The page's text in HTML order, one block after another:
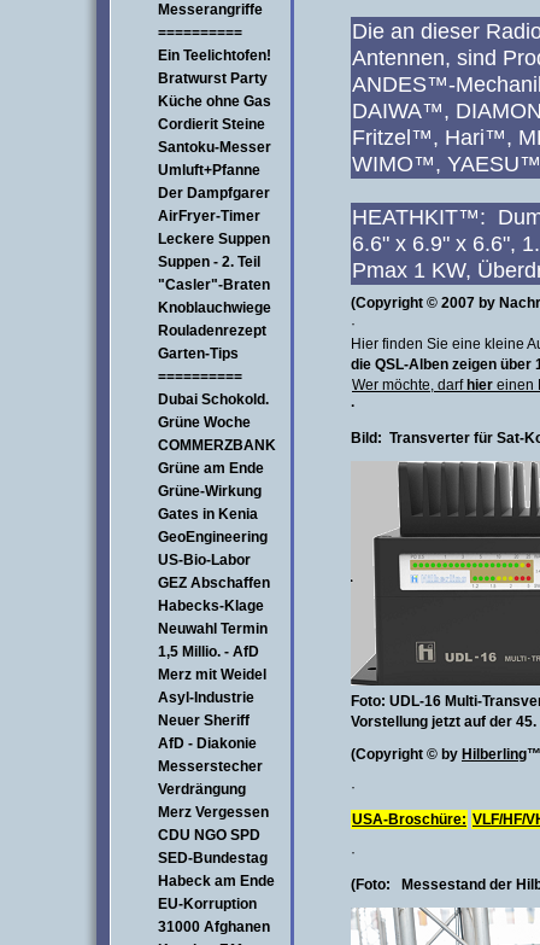
Messerangriffe
==========
Ein Teelichtofen!
Bratwurst Party
Küche ohne Gas
Cordierit Steine
Santoku-Messer
Umluft+Pfanne
Der Dampfgarer
AirFryer-Timer
Leckere Suppen
Suppen - 2. Teil
"Casler"-Braten
Knoblauchwiege
Rouladenrezept
Garten-Tips
==========
Dubai Schokold.
Grüne Woche
COMMERZBANK
Grüne am Ende
Grüne-Wirkung
Gates in Kenia
GeoEngineering
US-Bio-Labor
GEZ Abschaffen
Habecks-Klage
Neuwahl Termin
1,5 Millio. - AfD
Merz mit Weidel
Asyl-Industrie
Neuer Sheriff
AfD - Diakonie
Messerstecher
Verdrängung
Merz Vergessen
CDU NGO SPD
SED-Bundestag
Habeck am Ende
EU-Korruption
31000 Afghanen
Die an dieser
Antennen, sind
ANDES™-
DAIWA™,
Fritzel™, Hari™,
WIMO™,
HEATHKIT™:
6.6" x 6.9" x 6.6",
Pmax 1 KW,
(Copyright © 2007 by
·
Hier finden Sie eine kleine
die QSL-Alben zeigen über
Wer möchte, darf hier einen
·
Bild: Transverter für Sat-
Foto: UDL-16 Multi-
Vorstellung jetzt auf der
(Copyright © by Hilberling™
·
USA-Broschüre: VLF/HF/
·
(Foto: Messestand der